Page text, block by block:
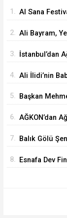
1. Al Sana
2. Ali Bayram,
3. İstanbul’dan
4. Ali İlidi’nin
5. Başkan
6. AĞKON’dan
7. Balık Gölü
8. Esnafa Dev